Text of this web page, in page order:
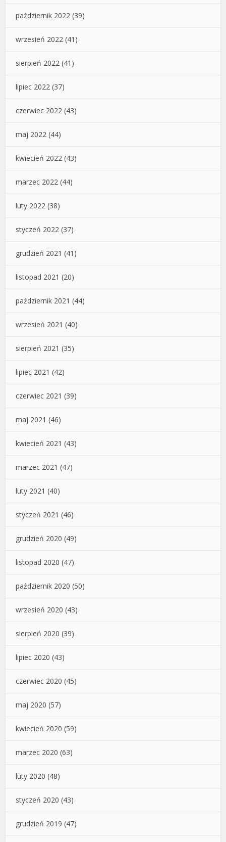
październik 2022 (39)
wrzesień 2022 (41)
sierpień 2022 (41)
lipiec 2022 (37)
czerwiec 2022 (43)
maj 2022 (44)
kwiecień 2022 (43)
marzec 2022 (44)
luty 2022 (38)
styczeń 2022 (37)
grudzień 2021 (41)
listopad 2021 (20)
październik 2021 (44)
wrzesień 2021 (40)
sierpień 2021 (35)
lipiec 2021 (42)
czerwiec 2021 (39)
maj 2021 (46)
kwiecień 2021 (43)
marzec 2021 (47)
luty 2021 (40)
styczeń 2021 (46)
grudzień 2020 (49)
listopad 2020 (47)
październik 2020 (50)
wrzesień 2020 (43)
sierpień 2020 (39)
lipiec 2020 (43)
czerwiec 2020 (45)
maj 2020 (57)
kwiecień 2020 (59)
marzec 2020 (63)
luty 2020 (48)
styczeń 2020 (43)
grudzień 2019 (47)